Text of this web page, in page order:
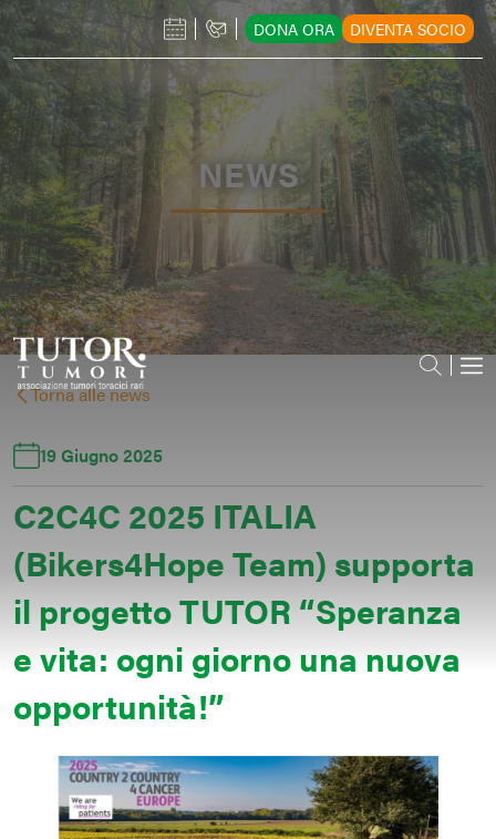
DONA ORA DIVENTA SOCIO
NEWS
Torna alle news
19 Giugno 2025
C2C4C 2025 ITALIA
(Bikers4Hope Team) supporta
il progetto TUTOR “Speranza
e vita: ogni giorno una nuova
opportunità!”